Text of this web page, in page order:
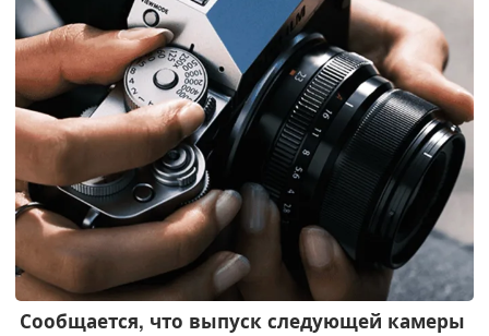
Сообщается, что выпуск следующей камеры